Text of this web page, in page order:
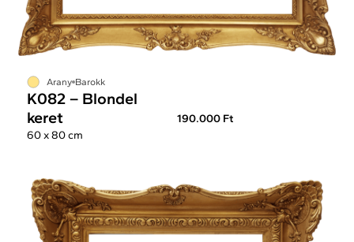
Arany Barokk
K082 – Blondel
keret
190.000 Ft
60 x 80 cm